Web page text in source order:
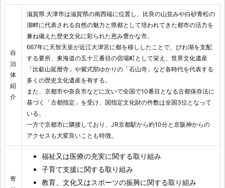
自
治
体
紹
介
滋賀県 大津市は滋賀県の南西端に位置し、比良の山並みや白砂青松の
湖畔に代表される自然の魅力と県都として培われてきた都市の活力を
兼ね備えた歴史文化に彩られた恵み豊かな市。
667年に天智天皇が近江大津宮に都を移ししたことで、びわ湖を支配
する要所、東海道の五十三番目の宿場町として栄え、世界文化遺産
「比叡山延暦寺」や紫式部ゆかりの「石山寺」など各時代を代表する
多くの歴史文化遺産を有する。
また、京都市や奈良市などに次いで全国で10番目となる古都保存法に
基づく「古都指定」を受け、国指定文化財の件数は全国3位となって
いる。
一方で京都市に隣接しており、JR京都駅から約10分と京阪神からの
アクセスも大変良いことも特徴。
寄
福祉又は医療の充実に関する取り組み
子育て支援に関する取り組み
教育、文化又はスポーツの振興に関する取り組み